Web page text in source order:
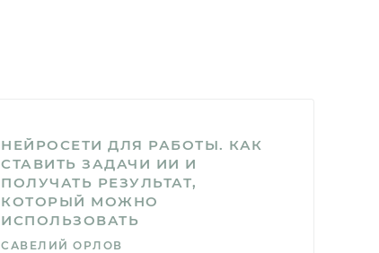
НЕЙРОСЕТИ ДЛЯ РАБОТЫ. КАК
СТАВИТЬ ЗАДАЧИ ИИ И
ПОЛУЧАТЬ РЕЗУЛЬТАТ,
КОТОРЫЙ МОЖНО
ИСПОЛЬЗОВАТЬ
САВЕЛИЙ ОРЛОВ